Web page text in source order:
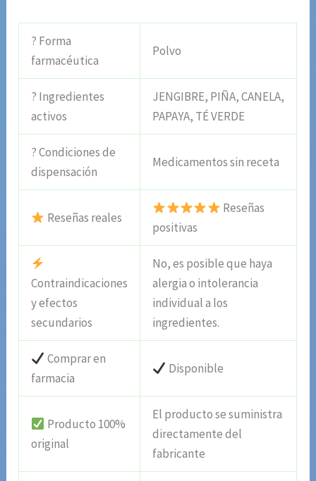
? Forma
farmacéutica
Polvo
? Ingredientes
activos
JENGIBRE, PIÑA, CANELA,
PAPAYA, TÉ VERDE
? Condiciones de
dispensación
Medicamentos sin receta
Reseñas reales
Reseñas
positivas
Contraindicaciones
y efectos
secundarios
No, es posible que haya
alergia o intolerancia
individual a los
ingredientes.
Comprar en
farmacia
Disponible
Producto 100%
original
El producto se suministra
directamente del
fabricante